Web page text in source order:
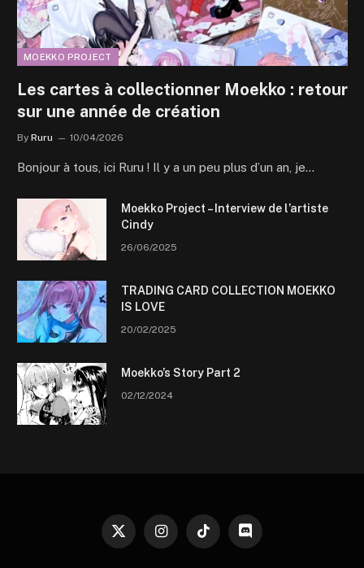
MOEKKO PROJECT
Les cartes à collectionner Moekko : retour
sur une année de création
By Ruru 10/04/2026
Bonjour à tous, ici Ruru ! Il y a un peu plus d’un an, je…
Moekko Project – Interview de l’artiste
Cindy
26/06/2025
TRADING CARD COLLECTION MOEKKO
IS LOVE
20/02/2025
Moekko’s Story Part 2
02/12/2024
X
InstagramTikTok Discord